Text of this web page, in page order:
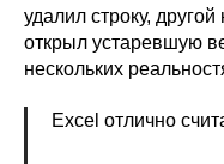
удалил строку,
открыл устаревшую
нескольких
Excel отлично